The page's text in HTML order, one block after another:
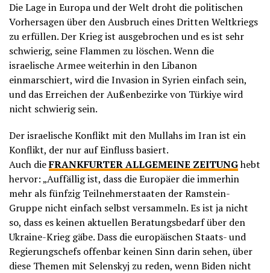
Die Lage in Europa und der Welt droht die politischen
Vorhersagen über den Ausbruch eines Dritten Weltkriegs
zu erfüllen. Der Krieg ist ausgebrochen und es ist sehr
schwierig, seine Flammen zu löschen. Wenn die
israelische Armee weiterhin in den Libanon
einmarschiert, wird die Invasion in Syrien einfach sein,
und das Erreichen der Außenbezirke von Türkiye wird
nicht schwierig sein.
Der israelische Konflikt mit den Mullahs im Iran ist ein
Konflikt, der nur auf Einfluss basiert.
Auch dieFRANKFURTER ALLGEMEINE ZEITUNGhebt
hervor: „Auffällig ist, dass die Europäer die immerhin
mehr als fünfzig Teilnehmerstaaten der Ramstein-
Gruppe nicht einfach selbst versammeln. Es ist ja nicht
so, dass es keinen aktuellen Beratungsbedarf über den
Ukraine-Krieg gäbe. Dass die europäischen Staats- und
Regierungschefs offenbar keinen Sinn darin sehen, über
diese Themen mit Selenskyj zu reden, wenn Biden nicht